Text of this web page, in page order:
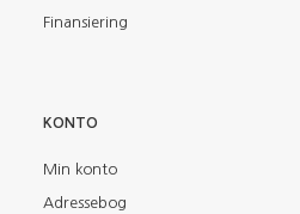
Finansiering
KONTO
Min konto
Adressebog